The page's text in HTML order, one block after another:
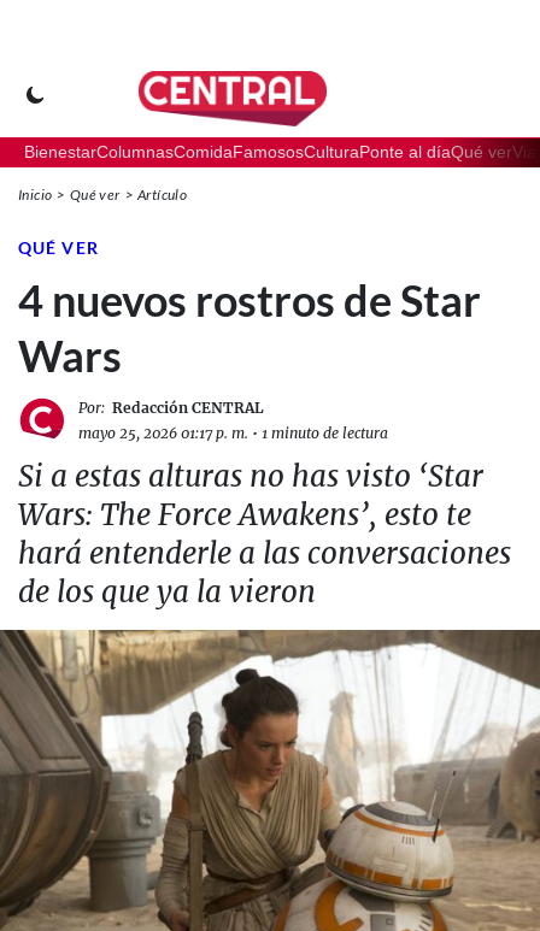
BienestarColumnasComidaFamososCulturaPonte al díaQué ver
Inicio Qué ver Artículo
QUÉ VER
4 nuevos rostros de Star
Wars
Por: Redacción CENTRAL
mayo 25, 2026 01:17 p. m. • 1 minuto de lectura
Si a estas alturas no has visto ‘Star
Wars: The Force Awakens’, esto te
hará entenderle a las conversaciones
de los que ya la vieron